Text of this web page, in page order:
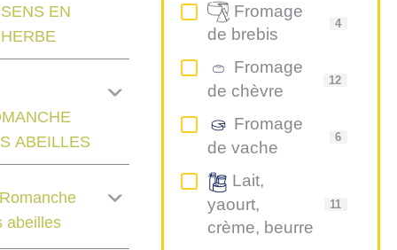
Fromage
de brebis
4
Fromage
de chèvre
12
Fromage
de vache
6
Lait,
yaourt,
crème, beurre
11
SENS EN
HERBE
ABEILLES
abeilles